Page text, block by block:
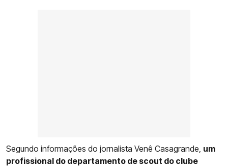
Segundo informações do jornalista Venê Casagrande, um
profissional do departamento de scout do clube